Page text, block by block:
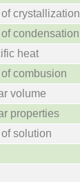
crystallization
condensation
heat
combusion
volume
properties
solution